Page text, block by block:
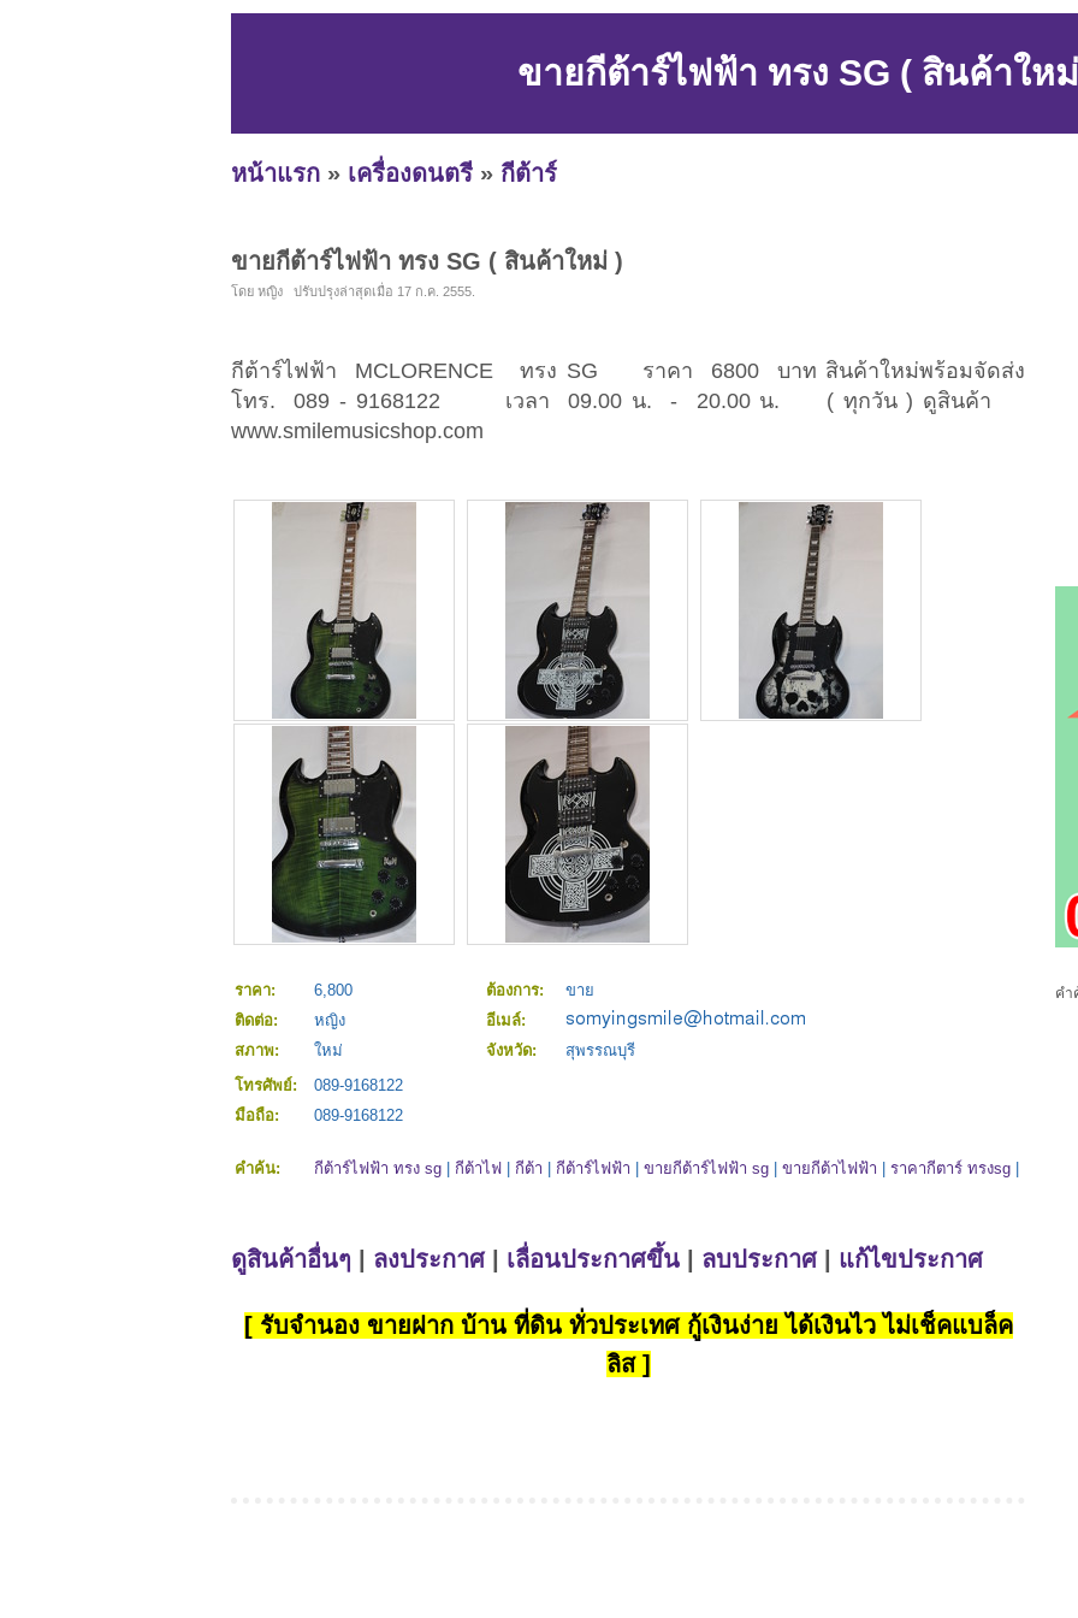
ขายกีต้าร์ไฟฟ้า ทรง SG ( สินค้าให
หน้าแรก » เครื่องดนตรี » กีต้าร์
ขายกีต้าร์ไฟฟ้า ทรง SG ( สินค้าใหม่ )
โดย หญิง ปรับปรุงล่าสุดเมื่อ 17 ก.ค. 2555.
กีต้าร์ไฟฟ้า MCLORENCE ทรง SG ราคา 6800 บาท สินค้าใหม่พร้อมจัดส่ง
โทร. 089 - 9168122 เวลา 09.00 น. - 20.00 น. ( ทุกวัน ) ดูสินค้า
www.smilemusicshop.com
ราคา: 6,800 ต้องการ:
ขาย
ติดต่อ:
หญิง
อีเมล์:
สภาพ:
ใหม่ จังหวัด:
สุพรรณบุรี
โทรศัพย์:
089-9168122
มือถือ:
089-9168122
คำค้น: กีต้าร์ไฟฟ้า ทรง sg กีต้าไฟ กีต้า กีต้าร์ไฟฟ้า ขายกีต้าร์ไฟฟ้า sg ขายกีต้าไฟฟ้า ราคากีตาร์ ทรงsg
ดูสินค้าอื่นๆ ลงประกาศ| เลื่อนประกาศขึ้น ลบประกาศ| แก้ไขประกาศ
[ รับจำนอง ขายฝาก บ้าน ที่ดิน ทั่วประเทศ กู้เงินง่าย ได้เงินไว ไม่เช็คแบล็ค
ลิส ]
คำ